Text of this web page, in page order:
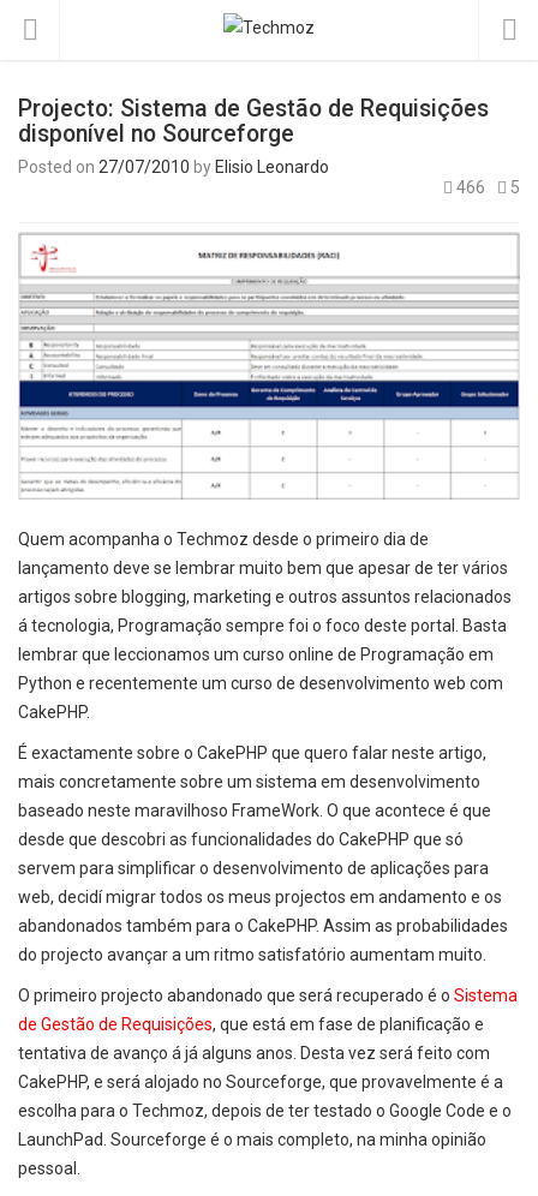
Projecto: Sistema de Gestão de Requisições
disponível no Sourceforge
Posted on 27/07/2010 by Elisio Leonardo
466
5
Quem acompanha o Techmoz desde o primeiro dia de
lançamento deve se lembrar muito bem que apesar de ter vários
artigos sobre blogging, marketing e outros assuntos relacionados
á tecnologia, Programação sempre foi o foco deste portal. Basta
lembrar que leccionamos um curso online de Programação em
Python e recentemente um curso de desenvolvimento web com
CakePHP.
É exactamente sobre o CakePHP que quero falar neste artigo,
mais concretamente sobre um sistema em desenvolvimento
baseado neste maravilhoso FrameWork. O que acontece é que
desde que descobri as funcionalidades do CakePHP que só
servem para simplificar o desenvolvimento de aplicações para
web, decidí migrar todos os meus projectos em andamento e os
abandonados também para o CakePHP. Assim as probabilidades
do projecto avançar a um ritmo satisfatório aumentam muito.
O primeiro projecto abandonado que será recuperado é o Sistema
de Gestão de Requisições, que está em fase de planificação e
tentativa de avanço á já alguns anos. Desta vez será feito com
CakePHP, e será alojado no Sourceforge, que provavelmente é a
escolha para o Techmoz, depois de ter testado o Google Code e o
LaunchPad. Sourceforge é o mais completo, na minha opinião
pessoal.